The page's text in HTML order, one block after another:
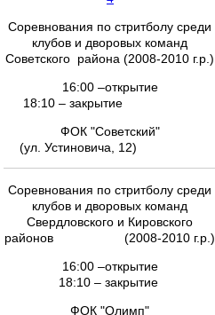
Соревнования по стритболу среди
клубов и дворовых команд
Советского района (2008-2010 г.р.)
16:00 –открытие
18:10 – закрытие
ФОК "Советский"
(ул. Устиновича, 12)
Соревнования по стритболу среди
клубов и дворовых команд
Свердловского и Кировского
районов (2008-2010 г.р.)
16:00 –открытие
18:10 – закрытие
ФОК "Олимп"